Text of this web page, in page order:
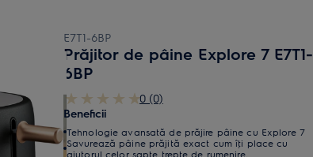
E7T1-6BP
Prăjitor de pâine Explore 7 E7T1-
6BP
0 (0)
Beneficii
Tehnologie avansată de prăjire pâine cu Explore 7
Savurează pâine prăjită exact cum îţi place cu
ajutorul celor șapte trepte de rumenire.